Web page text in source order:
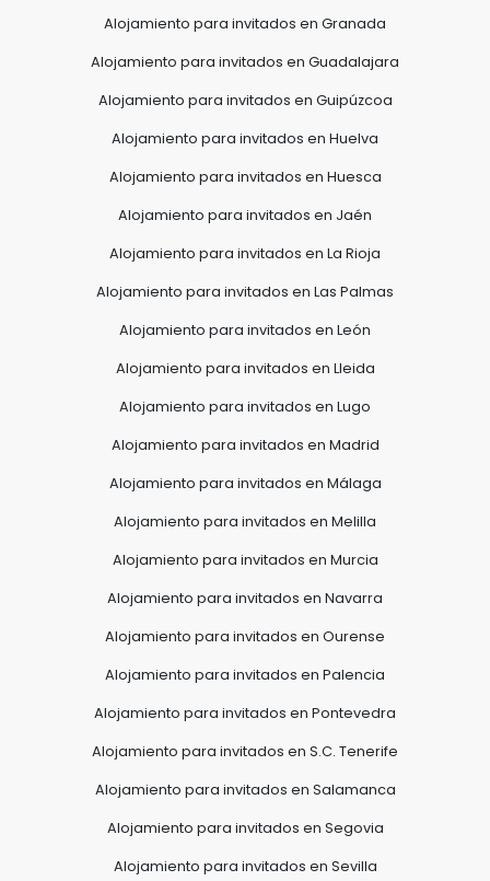
Alojamiento para invitados en Granada
Alojamiento para invitados en Guadalajara
Alojamiento para invitados en Guipúzcoa
Alojamiento para invitados en Huelva
Alojamiento para invitados en Huesca
Alojamiento para invitados en Jaén
Alojamiento para invitados en La Rioja
Alojamiento para invitados en Las Palmas
Alojamiento para invitados en León
Alojamiento para invitados en Lleida
Alojamiento para invitados en Lugo
Alojamiento para invitados en Madrid
Alojamiento para invitados en Málaga
Alojamiento para invitados en Melilla
Alojamiento para invitados en Murcia
Alojamiento para invitados en Navarra
Alojamiento para invitados en Ourense
Alojamiento para invitados en Palencia
Alojamiento para invitados en Pontevedra
Alojamiento para invitados en S.C. Tenerife
Alojamiento para invitados en Salamanca
Alojamiento para invitados en Segovia
Alojamiento para invitados en Sevilla